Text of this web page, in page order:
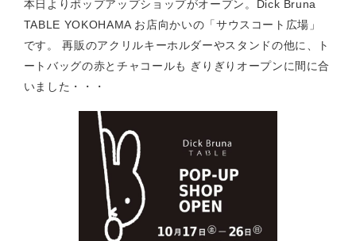
本日よりポップアップショップがオープン。Dick Bruna
TABLE YOKOHAMA お店向かいの「サウスコート広場」
です。 再販のアクリルキーホルダーやスタンドの他に、ト
ートバッグの赤とチャコールも ぎりぎりオープンに間に合
いました・・・